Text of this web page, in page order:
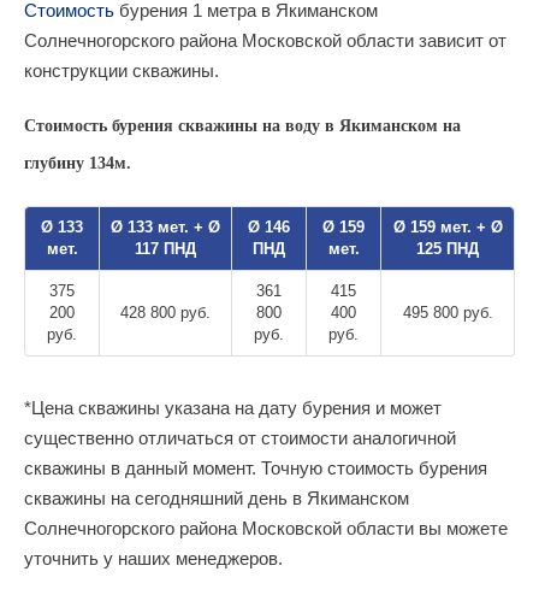
Стоимость бурения 1 метра в Якиманском
Солнечногорского района Московской области зависит от
конструкции скважины.
Стоимость бурения скважины на воду в Якиманском на
глубину 134м.
Ø 133
мет.
Ø 133 мет. + Ø
117 ПНД
Ø 146
ПНД
Ø 159
мет.
Ø 159 мет. + Ø
125 ПНД
375
200
руб.
428 800 руб.
361
800
руб.
415
400
руб.
495 800 руб.
*Цена скважины указана на дату бурения и может
существенно отличаться от стоимости аналогичной
скважины в данный момент. Точную стоимость бурения
скважины на сегодняшний день в Якиманском
Солнечногорского района Московской области вы можете
уточнить у наших менеджеров.